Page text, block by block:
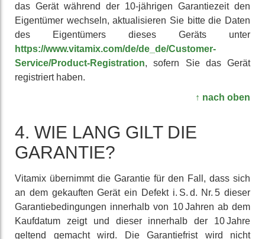
das Gerät während der 10-jährigen Garantie­zeit den
Eigen­tümer wechseln, aktua­lisieren Sie bitte die Daten
des Eigen­tümers dieses Geräts unter
https://www.vitamix.com/de/de_de/Customer-
Service/Product-Registration, sofern Sie das Gerät
regis­triert haben.
↑ nach oben
4. WIE LANG GILT DIE
GARANTIE?
Vitamix übernimmt die Garantie für den Fall, dass sich
an dem ge­kauften Gerät ein Defekt i. S. d. Nr. 5 dieser
Garantie­bedingungen inner­halb von 10 Jahren ab dem
Kaufdatum zeigt und dieser inner­halb der 10 Jahre
geltend gemacht wird. Die Garantie­frist wird nicht